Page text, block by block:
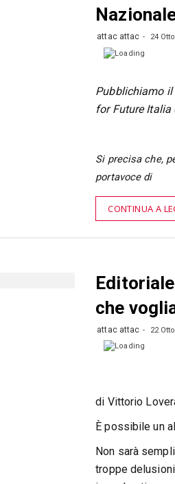
attac attac 24
Pubblichiamo il
for Future Italia
Si precisa che,
portavoce di
CONTINUA A
che
attac attac 22
di Vittorio
È possibile un
Non sarà
troppe